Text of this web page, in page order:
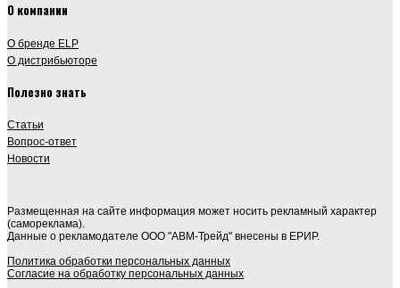
О компании
О бренде ELP
О дистрибьюторе
Полезно знать
Статьи
Вопрос-ответ
Новости
Размещенная на сайте информация может носить рекламный характер
(самореклама).
Данные о рекламодателе ООО "АВМ-Трейд" внесены в ЕРИР.
Политика обработки персональных данных
Согласие на обработку персональных данных